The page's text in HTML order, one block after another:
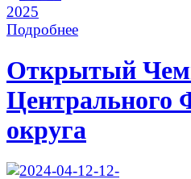
Подробнее
Открытый
Центрального
округа